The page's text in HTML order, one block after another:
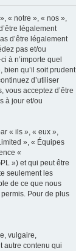
« notre », « nos »,
légalement
d’être légalement
pas et/ou
à n’importe quel
bien qu’il soit prudent
d’utiliser
vous acceptez d’être
à jour et/ou
« ils », « eux »,
», « Équipes
«
») et qui peut être
seulement les
de ce que nous
Pour de plus
vulgaire,
autre contenu qui